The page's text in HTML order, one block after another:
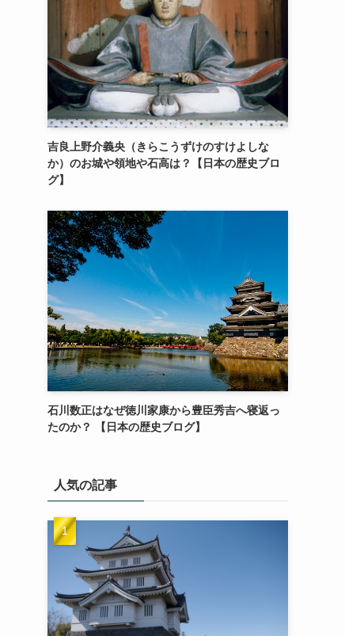
吉良上野介義央（きらこうずけのすけよしな
か）のお城や領地や石高は？【日本の歴史ブロ
グ】
石川数正はなぜ徳川家康から豊臣秀吉へ寝返っ
たのか？ 【日本の歴史ブログ】
人気の記事